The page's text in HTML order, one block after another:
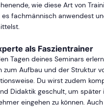
wie diese Art von
fachmännisch anwendest
als Faszientrainer
Tagen deines Seminars
zum Aufbau und der Struktur
Du wirst zudem
Didaktik geschult, um später
eingehen zu können.